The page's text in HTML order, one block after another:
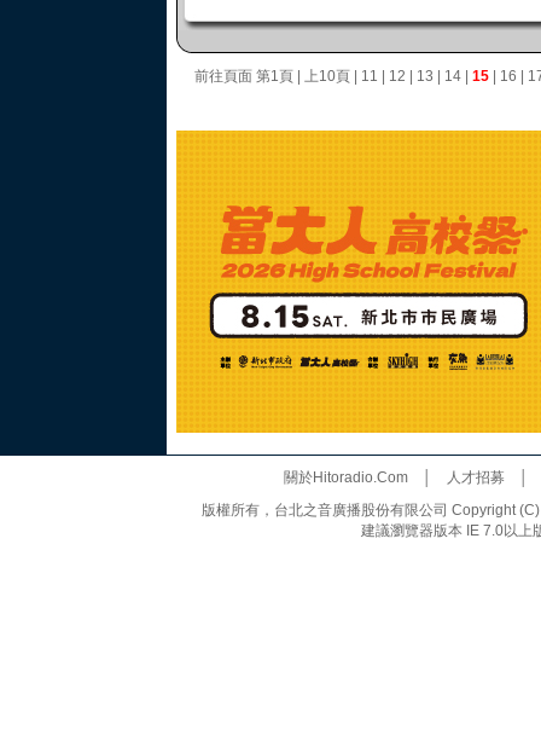
前往頁面 第1頁 上10頁 11 12 13 14 15 16
關於Hitoradio.Com│ 人才招募
版權所有，台北之音廣播股份有限公司 Copyright
建議瀏覽器版本 IE 7.0以上